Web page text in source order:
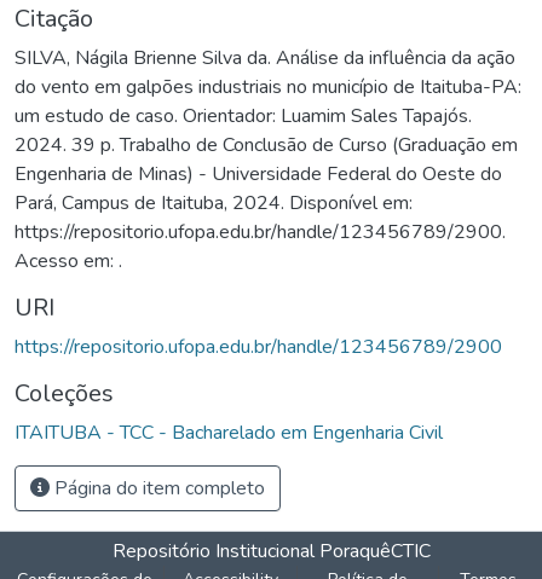
Citação
SILVA, Nágila Brienne Silva da. Análise da influência da ação
do vento em galpões industriais no município de Itaituba-PA:
um estudo de caso. Orientador: Luamim Sales Tapajós.
2024. 39 p. Trabalho de Conclusão de Curso (Graduação em
Engenharia de Minas) - Universidade Federal do Oeste do
Pará, Campus de Itaituba, 2024. Disponível em:
https://repositorio.ufopa.edu.br/handle/123456789/2900.
Acesso em: .
URI
https://repositorio.ufopa.edu.br/handle/123456789/2900
Coleções
ITAITUBA - TCC - Bacharelado em Engenharia Civil
Página do item completo
Repositório Institucional PoraquêCTIC